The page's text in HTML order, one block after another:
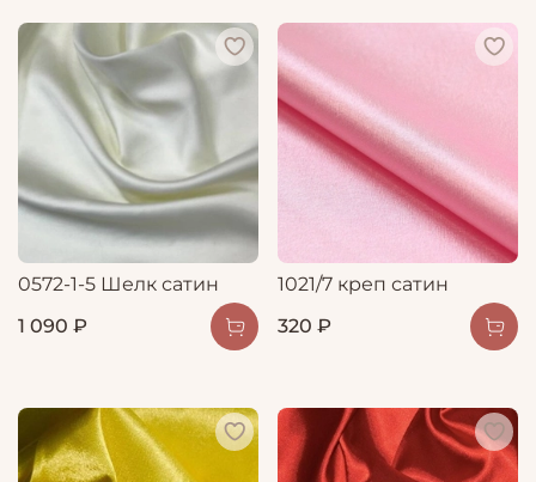
0572-1-5 Шелк сатин
1 090 ₽
1021/7 креп сатин
320 ₽